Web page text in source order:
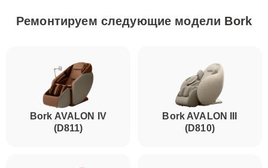
Ремонтируем следующие модели Bork
Bork AVALON IV
(D811)
Bork AVALON III
(D810)